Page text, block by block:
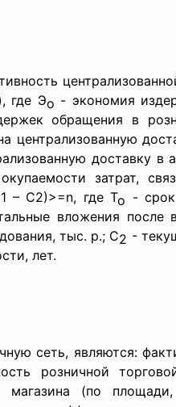
где Эо - экономия
обращения в
централизованную
доставку в
затрат,
– С2)>=n, где То -
вложения после
тыс. р.; С2 -
лет.
сеть, являются:
розничной
магазина (по